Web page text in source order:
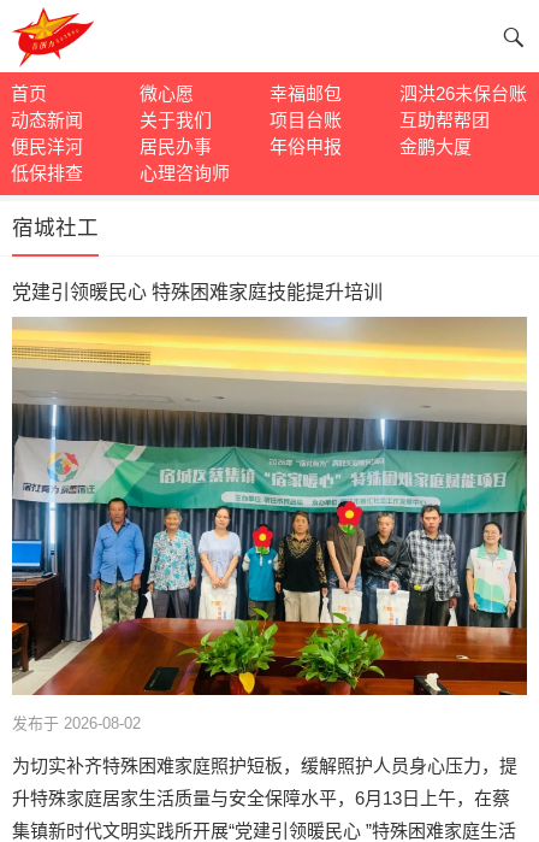
首页 微心愿 幸福邮包
泗洪26未保台账
动态新闻
关于我们 项目台账
互助帮帮团
便民洋河
居民办事 年俗申报
金鹏大厦
低保排查
心理咨询师
宿城社工
党建引领暖民心 特殊困难家庭技能提升培训
发布于 2026-08-02
为切实补齐特殊困难家庭照护短板，缓解照护人员身心压力，提
升特殊家庭居家生活质量与安全保障水平，6月13日上午，在蔡
集镇新时代文明实践所开展“党建引领暖民心 ”特殊困难家庭生活